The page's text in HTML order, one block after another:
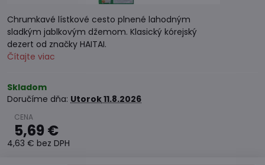
Chrumkavé lístkové cesto plnené lahodným
sladkým jablkovým džemom. Klasický kórejský
dezert od značky HAITAI.
Čítajte viac
Skladom
Doručíme dňa: Utorok11.8.2026
5,69 €
4,63 € bez DPH